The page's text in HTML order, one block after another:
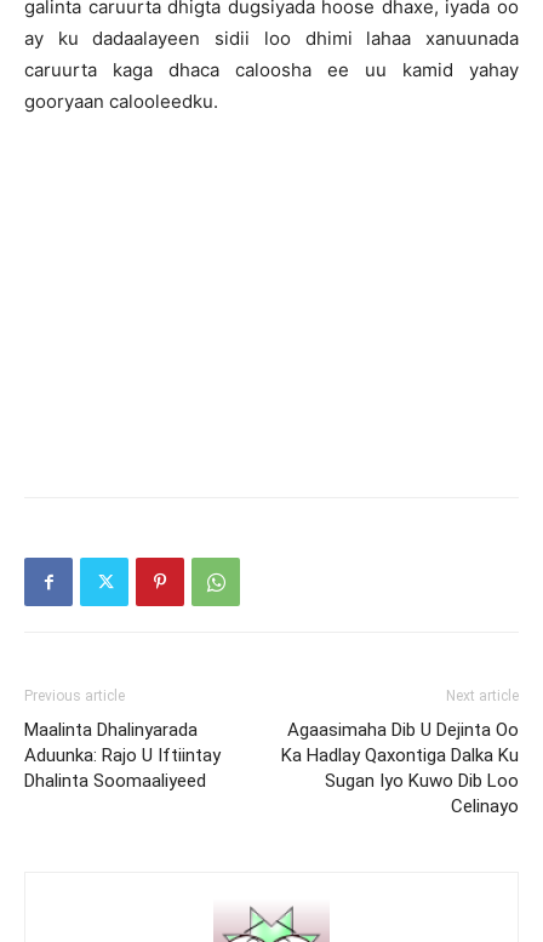
galinta caruurta dhigta dugsiyada hoose dhaxe, iyada oo
ay ku dadaalayeen sidii loo dhimi lahaa xanuunada
caruurta kaga dhaca caloosha ee uu kamid yahay
gooryaan calooleedku.
Previous article
Maalinta Dhalinyarada
Aduunka: Rajo U Iftiintay
Dhalinta Soomaaliyeed
Next article
Agaasimaha Dib U Dejinta Oo
Ka Hadlay Qaxontiga Dalka Ku
Sugan Iyo Kuwo Dib Loo
Celinayo